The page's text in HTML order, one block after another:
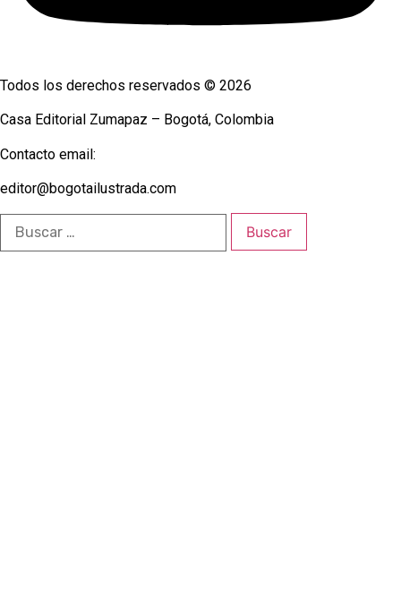
Todos los derechos reservados © 2026
Casa Editorial Zumapaz – Bogotá, Colombia
Contacto email:
editor@bogotailustrada.com
Buscar: